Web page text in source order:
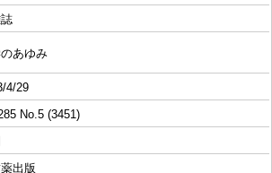
あゆみ
4/29
No.5 (3451)
出版